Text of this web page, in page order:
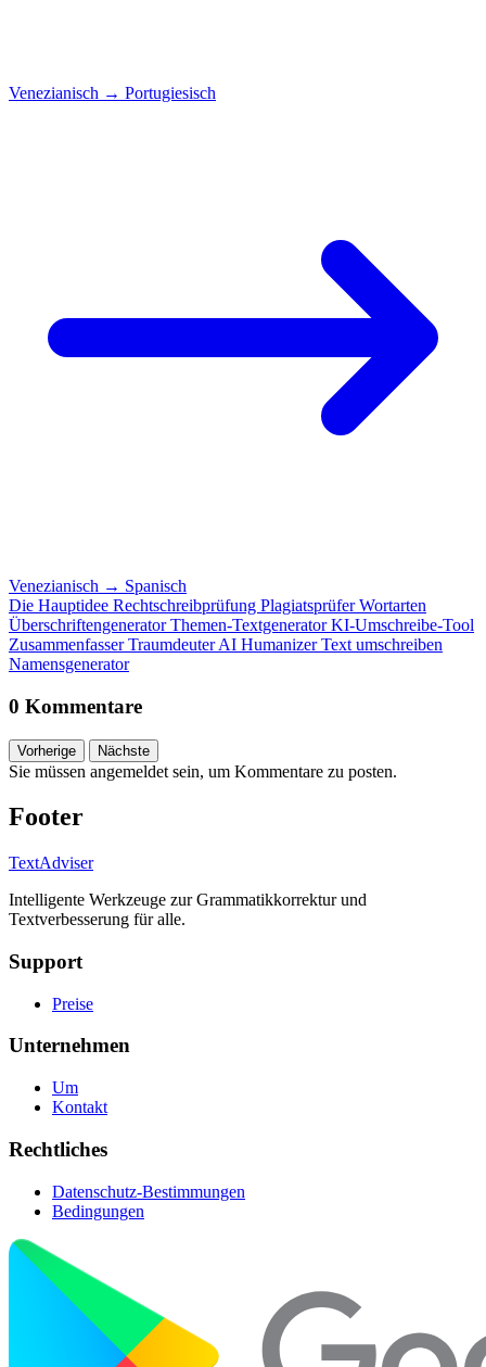
Venezianisch → Portugiesisch
Venezianisch → Spanisch
Die Hauptidee Rechtschreibprüfung PlagiatsprüferWortarten
ÜberschriftengeneratorThemen-TextgeneratorKI-Umschreibe-Tool
ZusammenfasserTraumdeuterAI HumanizerText umschreiben
Namensgenerator
0 Kommentare
Vorherige Nächste
Sie müssen angemeldet sein, um Kommentare zu posten.
Footer
TextAdviser
Intelligente Werkzeuge zur Grammatikkorrektur und
Textverbesserung für alle.
Support
Preise
Unternehmen
Um
Kontakt
Rechtliches
Datenschutz-Bestimmungen
Bedingungen